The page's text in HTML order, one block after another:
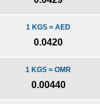
1 KGS = AED
0.0420
1 KGS = OMR
0.00440